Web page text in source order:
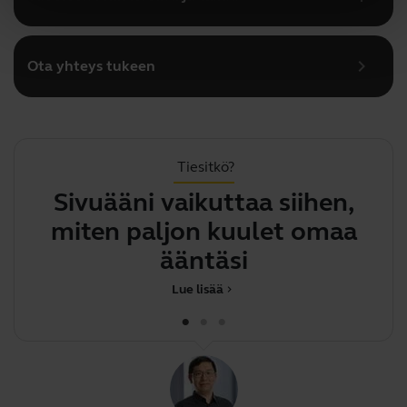
Ota yhteys tukeen chevron_right
Tiesitkö?
Sivuääni vaikuttaa siihen,
miten paljon kuulet omaa
ääntäsi
chevron_right
Lue lisää